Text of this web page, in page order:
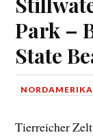
Park –
State
Tierreicher